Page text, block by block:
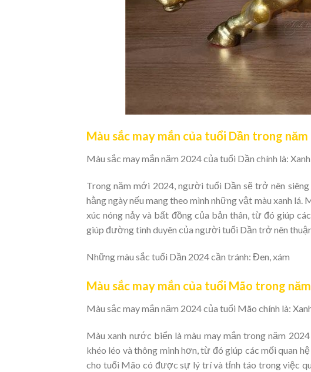
Màu sắc may mắn của tuổi Dần trong
Màu sắc may mắn năm 2024 của tuổi Dần chính là:
Trong năm mới 2024, người tuổi Dần sẽ trở nên
hằng ngày nếu mang theo mình những vật màu xanh
xúc nóng nảy và bất đồng của bản thân, từ đó giúp
giúp đường tình duyên của người tuổi Dần trở nên
Những màu sắc tuổi Dần 2024 cần tránh: Đen, xám
Màu sắc may mắn của tuổi Mão trong
Màu sắc may mắn năm 2024 của tuổi Mão chính là:
Màu xanh nước biển là màu may mắn trong năm
khéo léo và thông minh hơn, từ đó giúp các mối quan
cho tuổi Mão có được sự lý trí và tỉnh táo trong việc